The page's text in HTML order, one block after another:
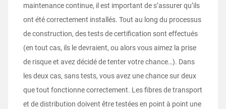
maintenance continue, il est important de s’assurer qu’ils
ont été correctement installés. Tout au long du processus
de construction, des tests de certification sont effectués
(en tout cas, ils le devraient, ou alors vous aimez la prise
de risque et avez décidé de tenter votre chance…). Dans
les deux cas, sans tests, vous avez une chance sur deux
que tout fonctionne correctement. Les fibres de transport
et de distribution doivent être testées en point à point une